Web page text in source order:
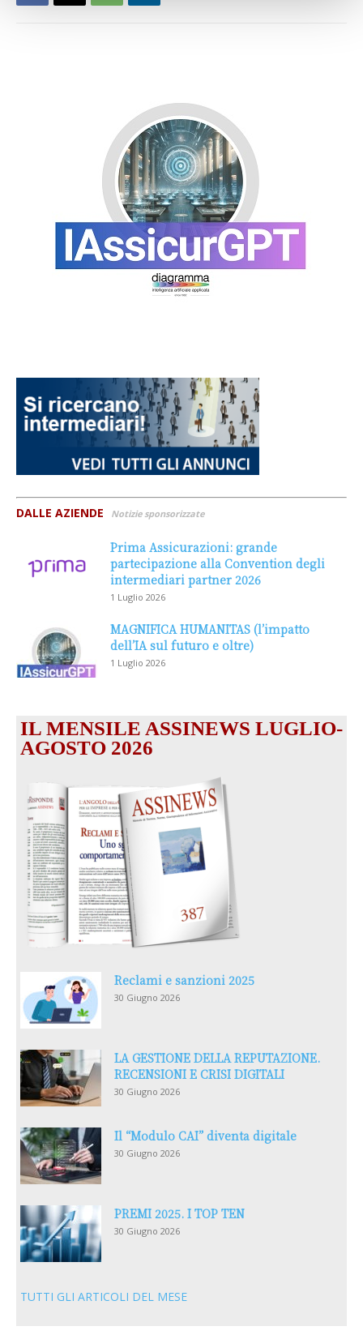
DALLE AZIENDE Notizie sponsorizzate
Prima Assicurazioni: grande
partecipazione alla Convention degli
intermediari partner 2026
1 Luglio 2026
MAGNIFICA HUMANITAS (l’impatto
dell’IA sul futuro e oltre)
1 Luglio 2026
IL MENSILE ASSINEWS LUGLIO-
AGOSTO 2026
Reclami e sanzioni 2025
30 Giugno 2026
LA GESTIONE DELLA REPUTAZIONE.
RECENSIONI E CRISI DIGITALI
30 Giugno 2026
Il “Modulo CAI” diventa digitale
30 Giugno 2026
PREMI 2025. I TOP TEN
30 Giugno 2026
TUTTI GLI ARTICOLI DEL MESE